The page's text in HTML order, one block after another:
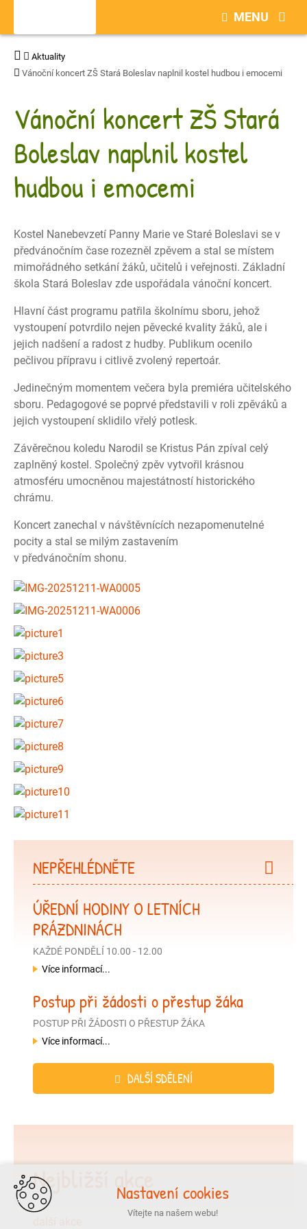
Aktuality
Vánoční koncert ZŠ Stará Boleslav naplnil kostel hudbou i emocemi
Vánoční koncert ZŠ Stará
Boleslav naplnil kostel
hudbou i emocemi
Kostel Nanebevzetí Panny Marie ve Staré Boleslavi se v
předvánočním čase rozezněl zpěvem a stal se místem
mimořádného setkání žáků, učitelů i veřejnosti. Základní
škola Stará Boleslav zde uspořádala vánoční koncert.
Hlavní část programu patřila školnímu sboru, jehož
vystoupení potvrdilo nejen pěvecké kvality žáků, ale i
jejich nadšení a radost z hudby. Publikum ocenilo
pečlivou přípravu i citlivě zvolený repertoár.
Jedinečným momentem večera byla premiéra učitelského
sboru. Pedagogové se poprvé představili v roli zpěváků a
jejich vystoupení sklidilo vřelý potlesk.
Závěrečnou koledu Narodil se Kristus Pán zpíval celý
zaplněný kostel. Společný zpěv vytvořil krásnou
atmosféru umocněnou majestátností historického
chrámu.
Koncert zanechal v návštěvnících nezapomenutelné
pocity a stal se milým zastavením
v předvánočním shonu.
NEPŘEHLÉDNĚTE
ÚŘEDNÍ HODINY O LETNÍCH
PRÁZDNINÁCH
KAŽDÉ PONDĚLÍ 10.00 - 12.00
Více informací...
Postup při žádosti o přestup žáka
POSTUP PŘI ŽÁDOSTI O PŘESTUP ŽÁKA
Více informací...
DALŠÍ SDĚLENÍ
Nejbližší akce
MENU
Nastavení cookies
Vítejte na našem webu!